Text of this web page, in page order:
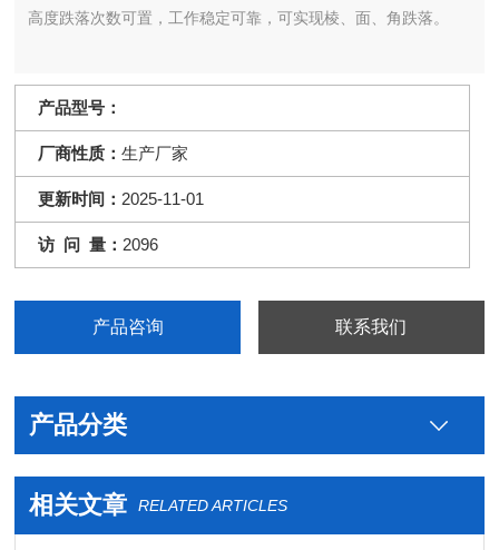
高度跌落次数可置，工作稳定可靠，可实现棱、面、角跌落。
产品型号：
厂商性质：生产厂家
更新时间： 2025-11-01
访 问 量： 2096
产品咨询 联系我们
产品分类
相关文章 RELATED ARTICLES